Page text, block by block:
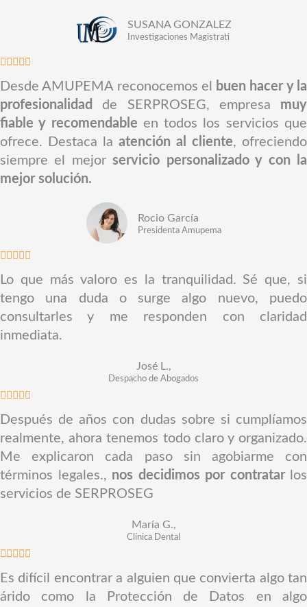
SUSANA GONZALEZ
Investigaciones Magistrati

a
d
e
5
Desde AMUPEMA reconocemos el
buen hacer y la
profesionalidad
de SERPROSEG, empresa muy
fiable y recomendable en todos los servicios que
ofrece. Destaca la atención al cliente, ofreciendo
siempre el mejorservicio personalizado y con la
mejor solución.
Rocio García
Presidenta Amupema

o
n
5
d
e
Lo que más valoro es la tranquilidad. Sé que, si
tengo una duda o surge algo nuevo, puedo
consultarles y me responden con claridad
inmediata.
José L.,
Despacho de Abogados

r
n
Después de años con dudas sobre si cumplíamos
realmente, ahora tenemos todo claro y organizado.
Me explicaron cada paso sin agobiarme con
términos legales., nos decidimos por contratarlos
servicios de SERPROSEG
María G.,
Clínica Dental

a
Es difícil encontrar a alguien que convierta algo tan
árido como la Protección de Datos en algo